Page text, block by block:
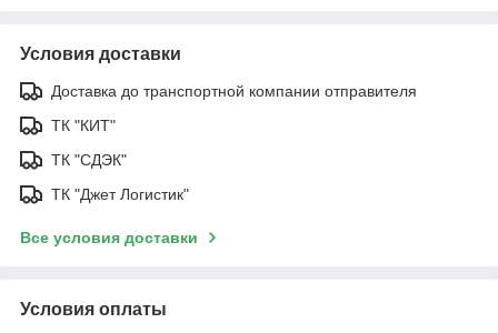
Условия доставки
Доставка до транспортной компании отправителя
ТК "КИТ"
ТК "СДЭК"
ТК "Джет Логистик"
Все условия доставки
Условия оплаты